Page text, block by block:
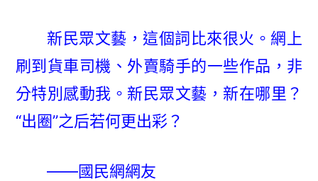
租
新
民
眾
新民眾文藝，這個詞比來很火。網上
刷到貨車司機、外賣騎手的一些作品，非
分特別感動我。新民眾文藝，新在哪里？
“出圈”之后若何更出彩？
——國民網網友